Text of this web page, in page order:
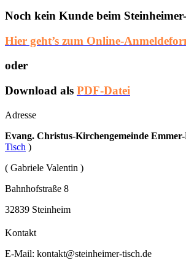
Noch kein Kunde beim
Hier geht’s zum Online-
oder
Download als PDF-Datei
Adresse
Evang. Christus-Kirchengemeinde
Tisch )
( Gabriele Valentin )
Bahnhofstraße 8
32839 Steinheim
Kontakt
E-Mail: kontakt@steinheimer-tisch.de